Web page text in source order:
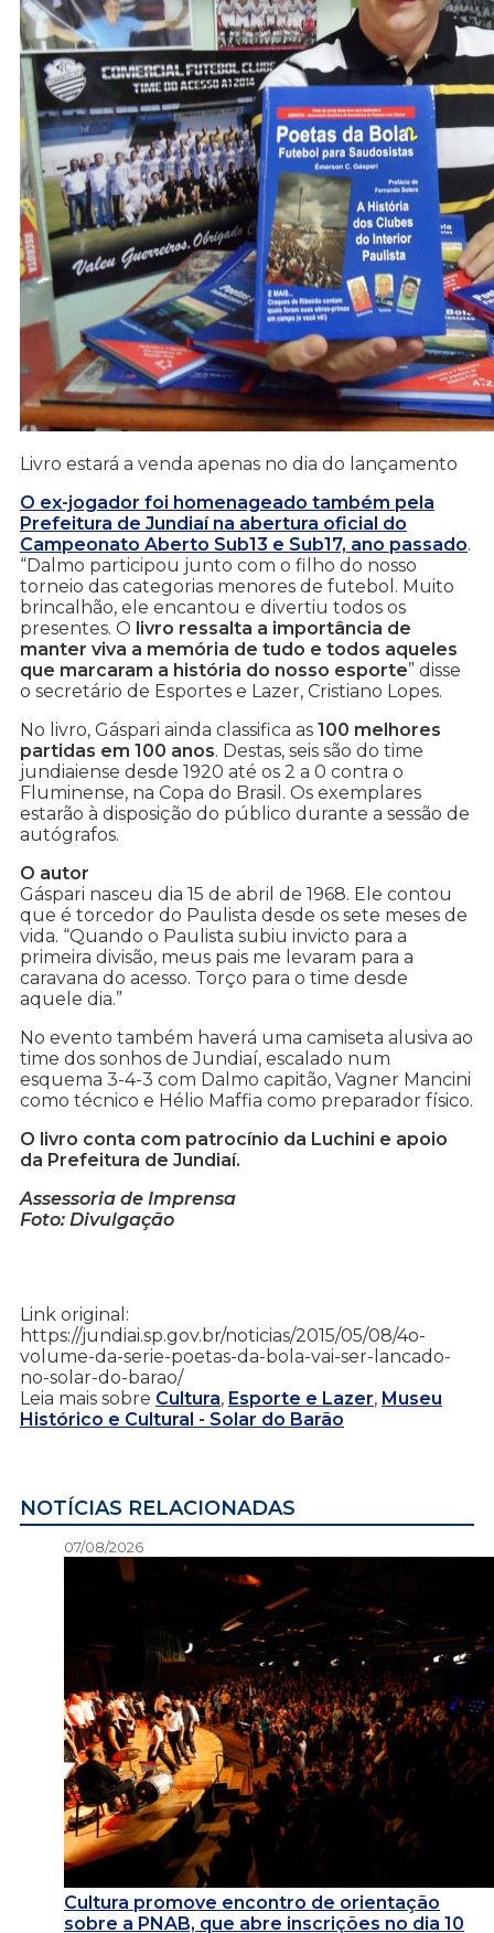
Livro estará a venda apenas no dia do lançamento
O ex-jogador foi homenageado também pela
Prefeitura de Jundiaí na abertura oficial do
Campeonato Aberto Sub13 e Sub17, ano passado.
“Dalmo participou junto com o filho do nosso
torneio das categorias menores de futebol. Muito
brincalhão, ele encantou e divertiu todos os
presentes. O livro ressalta a importância de
manter viva a memória de tudo e todos aqueles
que marcaram a história do nosso esporte” disse
o secretário de Esportes e Lazer, Cristiano Lopes.
No livro, Gáspari ainda classifica as 100 melhores
partidas em 100 anos. Destas, seis são do time
jundiaiense desde 1920 até os 2 a 0 contra o
Fluminense, na Copa do Brasil. Os exemplares
estarão à disposição do público durante a sessão de
autógrafos.
O autor
Gáspari nasceu dia 15 de abril de 1968. Ele contou
que é torcedor do Paulista desde os sete meses de
vida. “Quando o Paulista subiu invicto para a
primeira divisão, meus pais me levaram para a
caravana do acesso. Torço para o time desde
aquele dia.”
No evento também haverá uma camiseta alusiva ao
time dos sonhos de Jundiaí, escalado num
esquema 3-4-3 com Dalmo capitão, Vagner Mancini
como técnico e Hélio Maffia como preparador físico.
O livro conta com patrocínio da Luchini e apoio
da Prefeitura de Jundiaí.
Assessoria de Imprensa
Foto: Divulgação
Link original:
https://jundiai.sp.gov.br/noticias/2015/05/08/4o-
volume-da-serie-poetas-da-bola-vai-ser-lancado-
no-solar-do-barao/
Leia mais sobre Cultura, Esporte e Lazer, Museu
Histórico e Cultural - Solar do Barão
NOTÍCIAS RELACIONADAS
07/08/2026
Cultura promove encontro de orientação
sobre a PNAB, que abre inscrições no dia 10